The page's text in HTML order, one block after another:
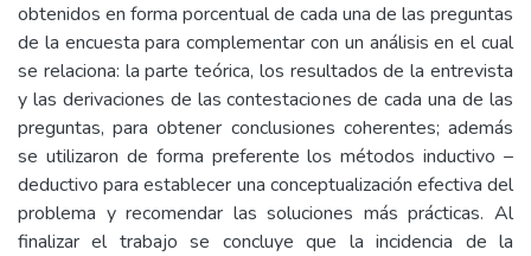
obtenidos en forma porcentual de cada una de las preguntas
de la encuesta para complementar con un análisis en el cual
se relaciona: la parte teórica, los resultados de la entrevista
y las derivaciones de las contestaciones de cada una de las
preguntas, para obtener conclusiones coherentes; además
se utilizaron de forma preferente los métodos inductivo –
deductivo para establecer una conceptualización efectiva del
problema y recomendar las soluciones más prácticas. Al
finalizar el trabajo se concluye que la incidencia de la